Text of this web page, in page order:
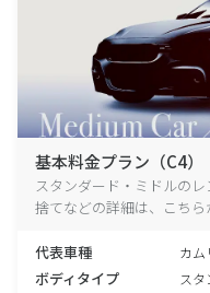
基本料金プラン（C4）
スタンダード・ミドルの
捨てなどの詳細は、こちら
代表車種 カム
ボディタイプ ス